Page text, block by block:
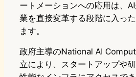
ートメーションへの応用は、
業を直接変革する段階に入っ
ます。
政府主導のNational AI
立により、スタートアップや